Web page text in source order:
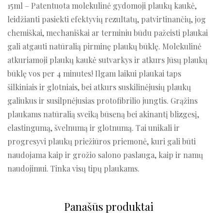
15ml – Patentuota molekulinė gydomoji plaukų kaukė,
leidžianti pasiekti efektyvių rezultatų, patvirtinančių, jog
chemiškai, mechaniškai ar terminiu būdu pažeisti plaukai
gali atgauti natūralią pirminę plaukų būklę. Molekulinė
atkuriamoji plaukų kaukė sutvarkys ir atkurs Jūsų plaukų
būklę vos per 4 minutes! Ilgam laikui plaukai taps
šilkiniais ir glotniais, bei atkurs suskilinėjusių plaukų
galiukus ir susilpnėjusias protofibrilio jungtis. Grąžins
plaukams natūralią sveiką būseną bei akinantį blizgesį,
elastingumą, švelnumą ir glotnumą. Tai unikali ir
progresyvi plaukų priežiūros priemonė, kuri gali būti
naudojama kaip ir grožio salono paslauga, kaip ir namų
naudojimui. Tinka visų tipų plaukams.
Panašūs produktai